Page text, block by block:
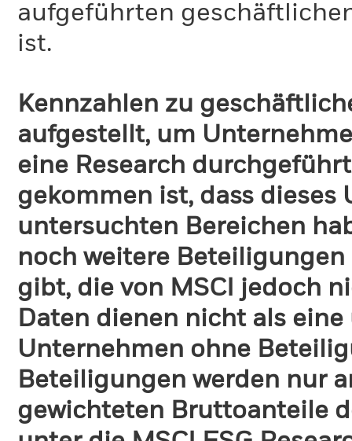
aufgeführten
ist.
Kennzahlen zu
aufgestellt, um
eine Research
gekommen ist, dass
untersuchten Bereichen
noch weitere
gibt, die von MSCI jedoch
Daten dienen nicht als
Unternehmen ohne
Beteiligungen werden nur
gewichteten Bruttoanteile